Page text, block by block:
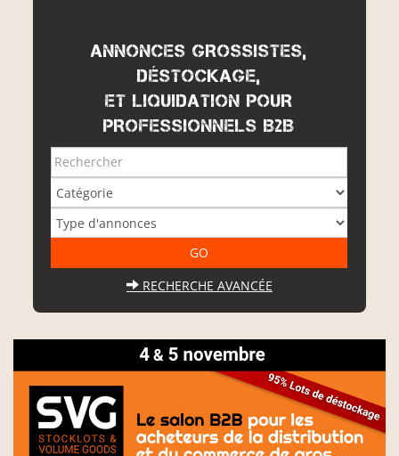
ANNONCES GROSSISTES,
DÉSTOCKAGE,
ET LIQUIDATION POUR
PROFESSIONNELS B2B
RECHERCHE AVANCÉE